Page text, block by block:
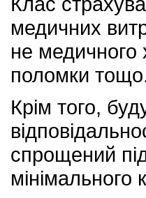
медичних
не медичного
поломки
Крім того,
спрощений
мінімального